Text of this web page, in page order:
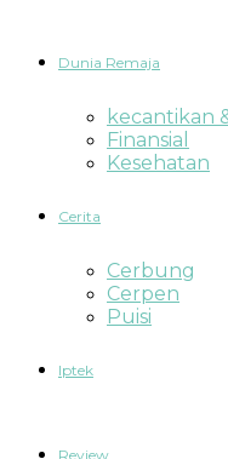
Dunia Remaja
kecantikan
Finansial
Kesehatan
Cerita
Cerbung
Cerpen
Puisi
Iptek
Review